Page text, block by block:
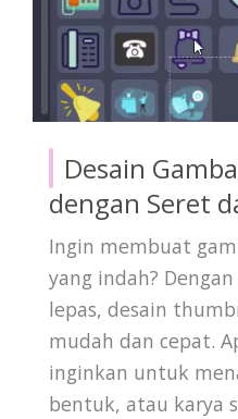
Desain
dengan Seret
Ingin membuat
yang indah?
lepas, desain
mudah dan cepat.
inginkan untuk
bentuk, atau karya